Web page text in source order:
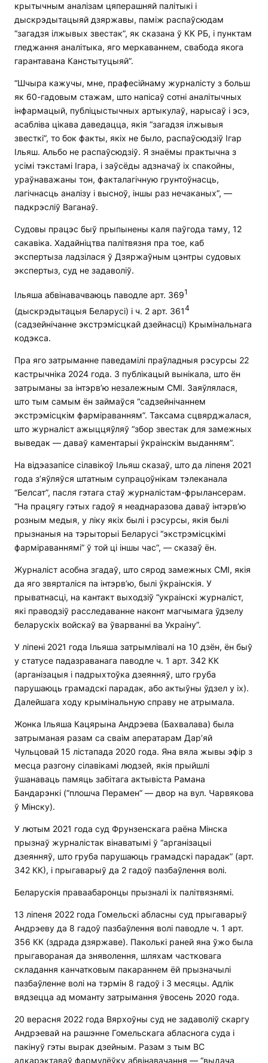
крытычным аналізам цяперашняй палітыкі і
дыскрэдытацыяй дзяржавы, паміж распаўсюдам
“загадзя ілжывых звестак”, як сказана ў КК РБ, і пунктам
гледжання аналітыка, яго меркаваннем, свабода якога
гарантавана Канстытуцыяй”.
“Шчыра кажучы, мне, прафесійнаму журналісту з больш
як 60-гадовым стажам, што напісаў сотні аналітычных
інфармацый, публіцыстычных артыкулаў, нарысаў і эсэ,
асабліва цікава даведацца, якія “загадзя ілжывыя
звесткі”, то бок факты, якіх не было, распаўсюдзіў Ігар
Ільяш. Альбо не распаўсюдзіў. Я знаёмы практычна з
усімі тэкстамі Ігара, і заўсёды адзначаў іх спакойны,
ураўнаважаны тон, факталагічную грунтоўнасць,
лагічнасць аналізу і высноў, іншы раз нечаканых”, —
падкрэсліў Ваганаў.
Судовы працэс быў прыпынены каля паўгода таму, 12
сакавіка. Хадайніцтва палітвязня пра тое, каб
экспертыза ладзілася ў Дзяржаўным цэнтры судовых
экспертыз, суд не задаволіў.
Ільяша абвінавачваюць паводле арт. 3691
(дыскрэдытацыя Беларусі) і ч. 2 арт. 3614
(садзейнічанне экстрэмісцкай дзейнасці) Крымінальнага
кодэкса.
Пра яго затрыманне паведамілі праўладныя рэсурсы 22
кастрычніка 2024 года. З публікацый вынікала, што ён
затрыманы за інтэрв’ю незалежным СМІ. Заяўлялася,
што тым самым ён займаўся “садзейнічаннем
экстрэмісцкім фарміраванням”. Таксама сцвярджалася,
што журналіст ажыццяўляў “збор звестак для замежных
выведак — даваў каментарыі ўкраінскім выданням”.
На відэазапісе сілавікоў Ільяш сказаў, што да ліпеня 2021
года з’яўляўся штатным супрацоўнікам тэлеканала
“Белсат”, пасля гэтага стаў журналістам-фрылансерам.
“На працягу гэтых гадоў я неаднаразова даваў інтэрв’ю
розным медыя, у ліку якіх былі і рэсурсы, якія былі
прызнаныя на тэрыторыі Беларусі “экстрэмісцкімі
фарміраваннямі” ў той ці іншы час”, — сказаў ён.
Журналіст асобна згадаў, што сярод замежных СМІ, якія
да яго звярталіся па інтэрв’ю, былі ўкраінскія. У
прыватнасці, на кантакт выходзіў “украінскі журналіст,
які праводзіў расследаванне наконт магчымага ўдзелу
беларускіх войскаў ва ўварванні ва Украіну”.
У ліпені 2021 года Ільяша затрымлівалі на 10 дзён, ён быў
у статусе падазраванага паводле ч. 1 арт. 342 КК
(арганізацыя і падрыхтоўка дзеянняў, што груба
парушаюць грамадскі парадак, або актыўны ўдзел у іх).
Далейшага ходу крымінальную справу не атрымала.
Жонка Ільяша Кацярына Андрэева ​​(Бахвалава) была
затрыманая разам са сваім аператарам Дар’яй
Чульцовай 15 лістапада 2020 года. Яна вяла жывы эфір з
месца разгону сілавікамі людзей, якія прыйшлі
ўшанаваць памяць забітага актывіста Рамана
Бандарэнкі (“плошча Перамен” — двор на вул. Чарвякова
ў Мінску).
У лютым 2021 года суд Фрунзенскага раёна Мінска
прызнаў журналістак вінаватымі ў “арганізацыі
дзеянняў, што груба парушаюць грамадскі парадак” (арт.
342 КК), і прыгаварыў да 2 гадоў пазбаўлення волі.
Беларускія праваабаронцы прызналі іх палітвязнямі.
13 ліпеня 2022 года Гомельскі абласны суд прыгаварыў
Андрэеву да 8 гадоў пазбаўлення волі паводле ч. 1 арт.
356 КК (здрада дзяржаве). Паколькі раней яна ўжо была
прыгавораная да зняволення, шляхам частковага
складання канчатковым пакараннем ёй прызначылі
пазбаўленне волі на тэрмін 8 гадоў і 3 месяцы. Адлік
вядзецца ад моманту затрымання ўвосень 2020 года.
20 верасня 2022 года Вярхоўны суд не задаволіў скаргу
Андрэевай на рашэнне Гомельскага абласнога суда і
пакінуў гэты вырак дзейным. Разам з тым ВС
адкарэктаваў фармулёўку абвінавачання — “выдача